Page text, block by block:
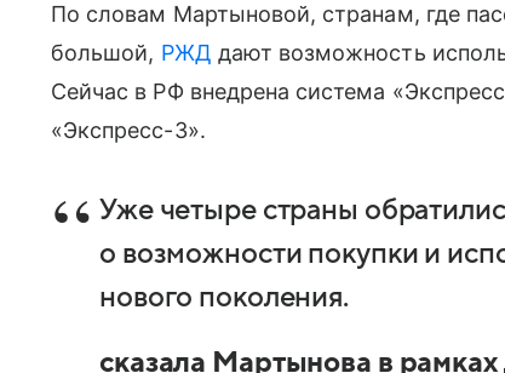
По словам Мартыновой, странам, где
большой, РЖД дают возможность
Сейчас в РФ внедрена система
«Экспресс-3».
Уже четыре страны
о возможности покупки и
нового поколения.
сказала Мартынова в